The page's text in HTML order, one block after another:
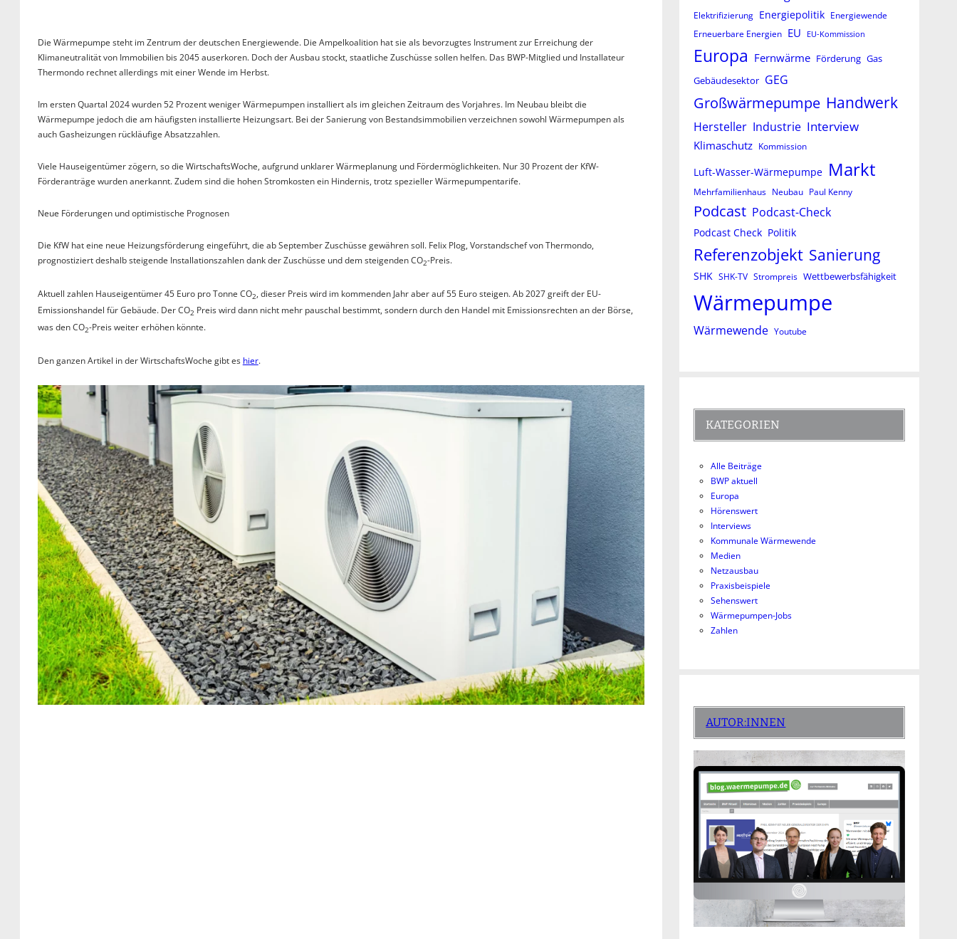
Die Wärmepumpe steht im Zentrum der deutschen Energiewende. Die Ampelkoalition hat sie als bevorzugtes Instrument zur Erreichung der
Klimaneutralität von Immobilien bis 2045 auserkoren. Doch der Ausbau stockt, staatliche Zuschüsse sollen helfen. Das BWP-Mitglied und Installateur
Thermondo rechnet allerdings mit einer Wende im Herbst.
Im ersten Quartal 2024 wurden 52 Prozent weniger Wärmepumpen installiert als im gleichen Zeitraum des Vorjahres. Im Neubau bleibt die
Wärmepumpe jedoch die am häufigsten installierte Heizungsart. Bei der Sanierung von Bestandsimmobilien verzeichnen sowohl Wärmepumpen als
auch Gasheizungen rückläufige Absatzzahlen.
Viele Hauseigentümer zögern, so die WirtschaftsWoche, aufgrund unklarer Wärmeplanung und Fördermöglichkeiten. Nur 30 Prozent der KfW-
Förderanträge wurden anerkannt. Zudem sind die hohen Stromkosten ein Hindernis, trotz spezieller Wärmepumpentarife.
Neue Förderungen und optimistische Prognosen
Die KfW hat eine neue Heizungsförderung eingeführt, die ab September Zuschüsse gewähren soll. Felix Plog, Vorstandschef von Thermondo,
prognostiziert deshalb steigende Installationszahlen dank der Zuschüsse und dem steigenden CO2-Preis.
Aktuell zahlen Hauseigentümer 45 Euro pro Tonne CO2, dieser Preis wird im kommenden Jahr aber auf 55 Euro steigen. Ab 2027 greift der EU-
Emissionshandel für Gebäude. Der CO2 Preis wird dann nicht mehr pauschal bestimmt, sondern durch den Handel mit Emissionsrechten an der Börse,
was den CO2-Preis weiter erhöhen könnte.
Den ganzen Artikel in der WirtschaftsWoche gibt es hier.
Elektrifizierung Energiepolitik Energiewende
Erneuerbare Energien EU EU-Kommission
Europa Fernwärme Förderung Gas
Gebäudesektor GEG
Großwärmepumpe Handwerk
Hersteller Industrie Interview
Klimaschutz Kommission
Luft-Wasser-Wärmepumpe Markt
Mehrfamilienhaus Neubau Paul Kenny
Podcast Podcast-Check
Podcast Check Politik
Referenzobjekt Sanierung
SHK SHK-TV Strompreis Wettbewerbsfähigkeit
Wärmepumpe
Wärmewende Youtube
KATEGORIEN
Alle Beiträge
BWP aktuell
Europa
Hörenswert
Interviews
Kommunale Wärmewende
Medien
Netzausbau
Praxisbeispiele
Sehenswert
Wärmepumpen-Jobs
Zahlen
AUTOR:INNEN